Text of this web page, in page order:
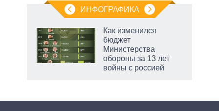
ИНФОГРАФИКА
Как изменился
бюджет
Министерства
обороны за 13 лет
войны с россией